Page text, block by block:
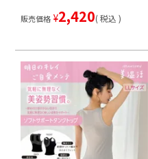
販売価格 ¥2,420 税込